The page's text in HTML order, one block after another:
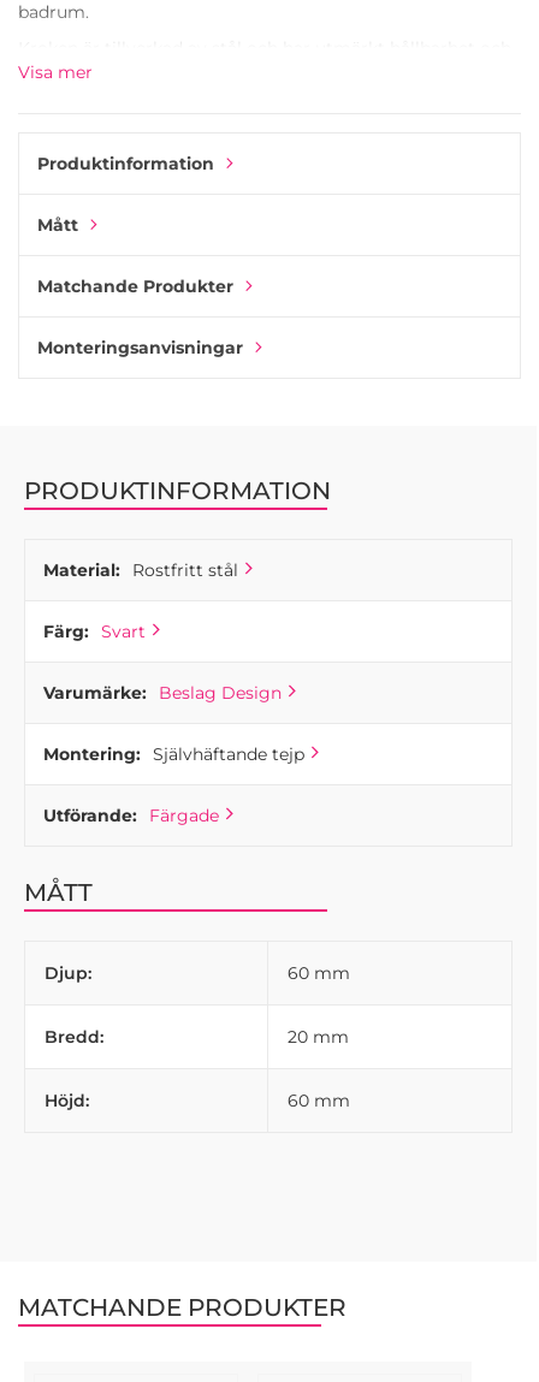
badrum.
är utformad för att tåla daglig användning i fuktiga miljöer.
tejp, vilket gör att du kan fästa den direkt på kakel och
gör monteringen snabb och enkel.
matcha med andra badrumstillbehör och
inredningsdetaljer i hela hemmet.
Visa mer
Produktinformation
Mått
Matchande Produkter
Monteringsanvisningar
PRODUKTINFORMATION
Material: Rostfritt stål
Färg: Svart
Varumärke: Beslag Design
Montering: Självhäftande tejp
Utförande: Färgade
MÅTT
Djup: 60 mm
Bredd: 20 mm
Höjd: 60 mm
MATCHANDE PRODUKTER